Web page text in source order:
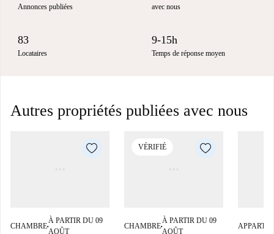
Annonces publiées avec nous
83
Locataires
9-15h
Temps de réponse moyen
Autres propriétés publiées avec nous
CHAMBRE■
À PARTIR DU 09
AOÛT
VÉRIFIÉ
CHAMBRE■
À PARTIR DU 09
AOÛT